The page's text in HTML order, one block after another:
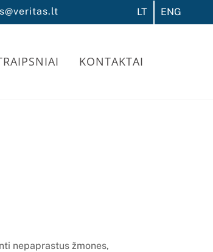
LT ENG
KONTAKTAI
nepaprastus žmones,